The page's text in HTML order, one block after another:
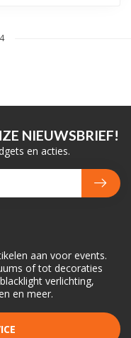
aan voor events.
of tot decoraties
verlichting,
en meer.
NIEUWSBRIEF!
en acties.